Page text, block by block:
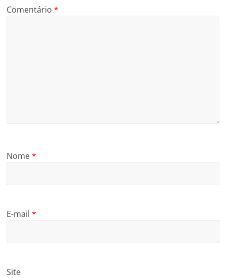
Comentário*
Nome*
E-mail*
Site